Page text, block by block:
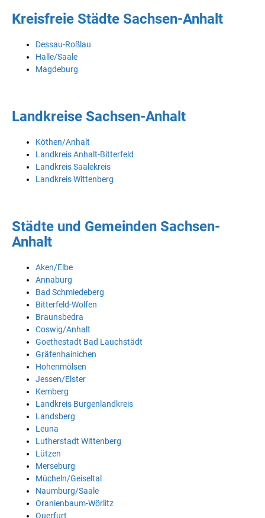
Kreisfreie Städte Sachsen-Anhalt
Dessau-Roßlau
Halle/Saale
Magdeburg
Landkreise Sachsen-Anhalt
Köthen/Anhalt
Landkreis Anhalt-Bitterfeld
Landkreis Saalekreis
Landkreis Wittenberg
Städte und Gemeinden Sachsen-
Anhalt
Aken/Elbe
Annaburg
Bad Schmiedeberg
Bitterfeld-Wolfen
Braunsbedra
Coswig/Anhalt
Goethestadt Bad Lauchstädt
Gräfenhainichen
Hohenmölsen
Jessen/Elster
Kemberg
Landkreis Burgenlandkreis
Landsberg
Leuna
Lutherstadt Wittenberg
Lützen
Merseburg
Mücheln/Geiseltal
Naumburg/Saale
Oranienbaum-Wörlitz
Querfurt